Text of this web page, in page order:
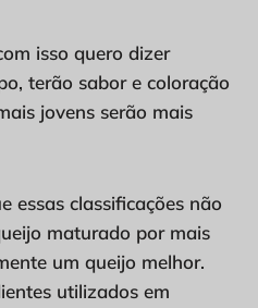
isso quero dizer
terão sabor e coloração
jovens serão mais
essas classificações não
maturado por mais
um queijo melhor.
utilizados em